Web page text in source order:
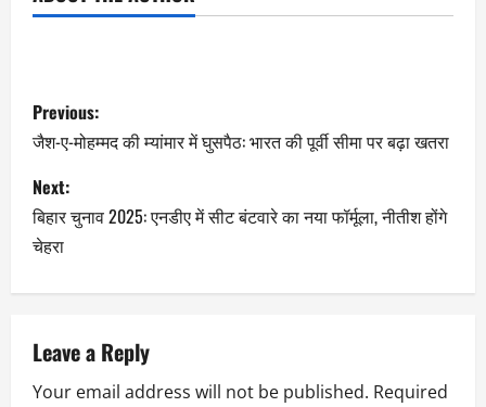
Previous:
जैश-ए-मोहम्मद की म्यांमार में घुसपैठ: भारत की पूर्वी सीमा पर बढ़ा खतरा
Next:
बिहार चुनाव 2025: एनडीए में सीट बंटवारे का नया फॉर्मूला, नीतीश होंगे
चेहरा
Leave a Reply
Your email address will not be published. Required